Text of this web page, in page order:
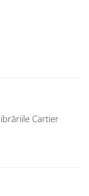
Cartier